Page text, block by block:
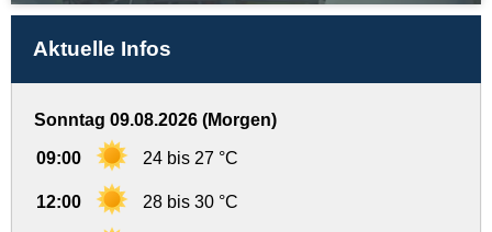
Aktuelle Infos
Sonntag 09.08.2026 (Morgen)
09:00 24 bis 27 °C
12:00 28 bis 30 °C